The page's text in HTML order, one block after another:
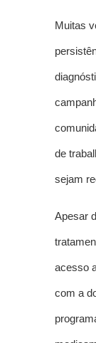
Muitas
de
sejam
Apesar
acesso
com a